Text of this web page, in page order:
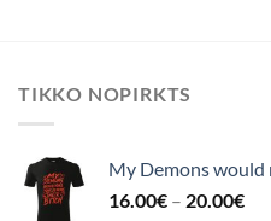
TIKKO NOPIRKTS
My Demons would
16.00€ – 20.00€